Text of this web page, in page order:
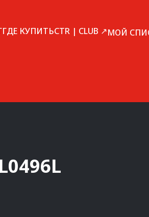
ГДЕ КУПИТЬCTR | CLUB ↗МОЙ